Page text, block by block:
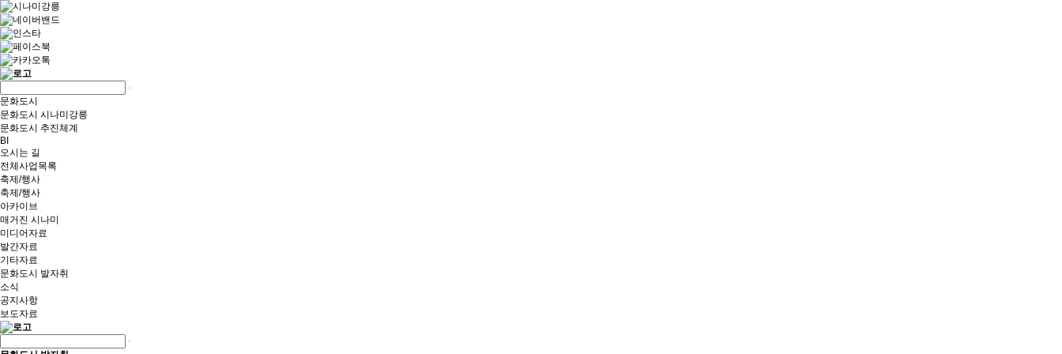
문화도시
문화도시 시나미강릉
문화도시 추진체계
BI
오시는 길
전체사업목록
축제/행사
축제/행사
아카이브
매거진 시나미
미디어자료
발간자료
기타자료
문화도시 발자취
소식
공지사항
보도자료